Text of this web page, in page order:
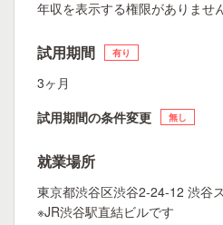
年収を表示する権限がありませ
試用期間 有り
3ヶ月
試用期間の条件変更
無し
就業場所
東京都渋谷区渋谷2-24-12 渋谷
※JR渋谷駅直結ビルです